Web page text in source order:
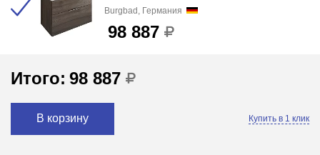
Burgbad, Германия
98 887
Итого: 98 887
В корзину Купить в 1 клик